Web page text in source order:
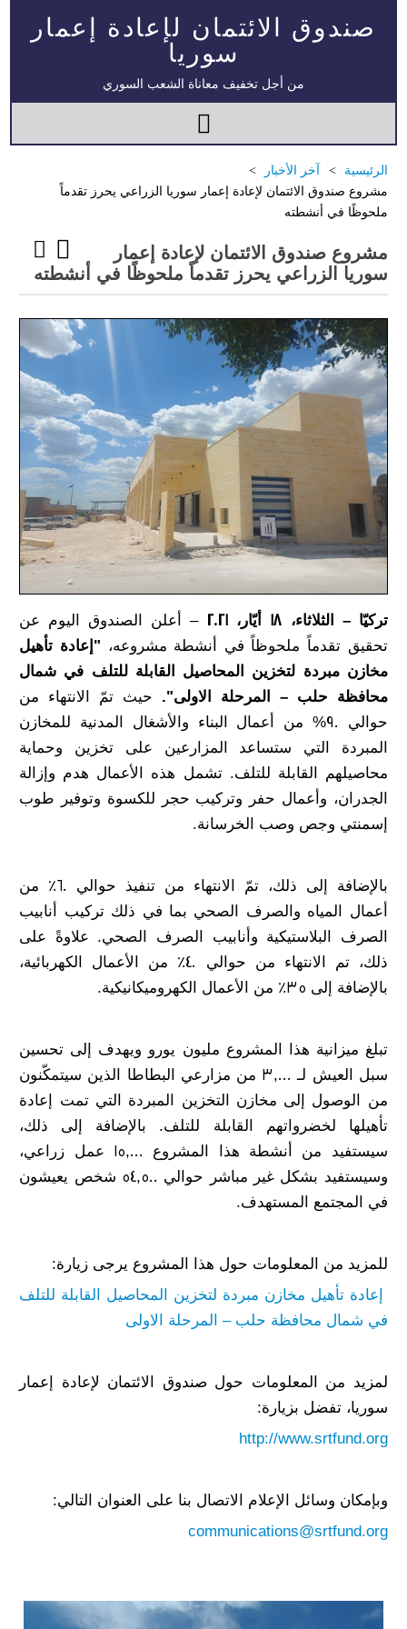
صندوق الائتمان لإعادة إعمار
سوريا
من أجل تخفيف معاناة الشعب السوري
الرئيسية
آخر الأخبار
مشروع صندوق الائتمان لإعادة إعمار سوريا الزراعي يحرز تقدماً
ملحوظًا في أنشطته
مشروع صندوق الائتمان لإعادة إعمار
سوريا الزراعي يحرز تقدماً ملحوظًا في أنشطته
تركيّا – الثلاثاء، 18 أيّار، 2021
– أعلن الصندوق اليوم عن
تحقيق تقدماً ملحوظاً في أنشطة مشروعه، "إعادة تأهيل
مخازن مبردة لتخزين المحاصيل القابلة للتلف في شمال
محافظة حلب – المرحلة الاولى". حيث تمّ الانتهاء من
حوالي 90% من أعمال البناء والأشغال المدنية للمخازن
المبردة التي ستساعد المزارعين على تخزين وحماية
محاصيلهم القابلة للتلف. تشمل هذه الأعمال هدم وإزالة
الجدران، وأعمال حفر وتركيب حجر للكسوة وتوفير طوب
إسمنتي وجص وصب الخرسانة.
بالإضافة إلى ذلك، تمّ الانتهاء من تنفيذ حوالي 60٪ من
أعمال المياه والصرف الصحي بما في ذلك تركيب أنابيب
الصرف البلاستيكية وأنابيب الصرف الصحي. علاوةً على
ذلك، تم الانتهاء من حوالي 40٪ من الأعمال الكهربائية،
بالإضافة إلى 35٪ من الأعمال الكهروميكانيكية.
تبلغ ميزانية هذا المشروع مليون يورو ويهدف إلى تحسين
سبل العيش لـ 3,000 من مزارعي البطاطا الذين سيتمكّنون
من الوصول إلى مخازن التخزين المبردة التي تمت إعادة
تأهيلها لخضرواتهم القابلة للتلف. بالإضافة إلى ذلك،
سيستفيد من أنشطة هذا المشروع 15,000 عمل زراعي،
وسيستفيد بشكل غير مباشر حوالي 54,500 شخص يعيشون
في المجتمع المستهدف.
للمزيد من المعلومات حول هذا المشروع يرجى زيارة:
إعادة تأهيل مخازن مبردة لتخزين المحاصيل القابلة للتلف
في شمال محافظة حلب – المرحلة الاولى
لمزيد من المعلومات حول صندوق الائتمان لإعادة إعمار
سوريا، تفضل بزيارة:
http://www.srtfund.org
وبإمكان وسائل الإعلام الاتصال بنا على العنوان التالي:
communications@srtfund.org